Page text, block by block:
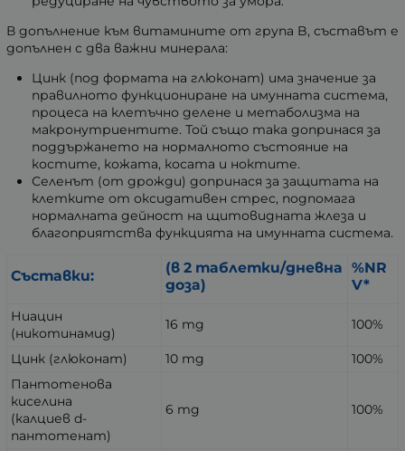
В допълнение към витамините от група B, съставът е
допълнен с два важни минерала:
Цинк (под формата на глюконат) има значение за
правилното функциониране на имунната система,
процеса на клетъчно делене и метаболизма на
макронутриентите. Той също така допринася за
поддържането на нормалното състояние на
костите, кожата, косата и ноктите.
Селенът (от дрожди) допринася за защитата на
клетките от оксидативен стрес, подпомага
нормалната дейност на щитовидната жлеза и
благоприятства функцията на имунната система.
Съставки:
(в 2 таблетки/дневна
доза)
%NR
V*
Ниацин
(никотинамид)
16 mg 100%
Цинк (глюконат) 10 mg
100%
Пантотенова
киселина
(калциев d-
пантотенат)
6 mg 100%